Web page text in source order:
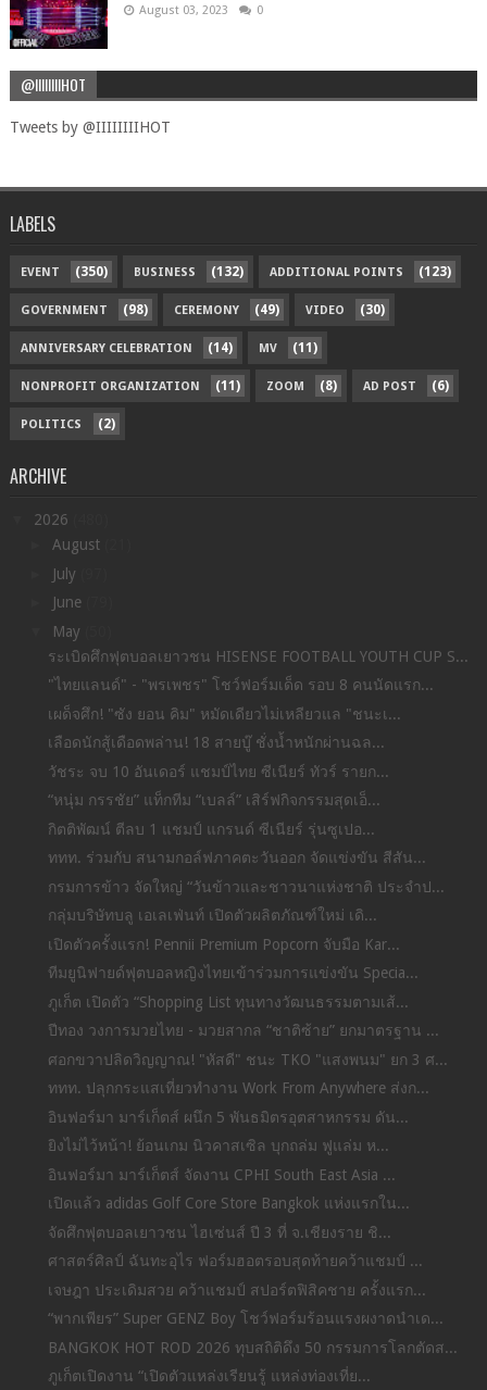
August 03, 2023 0
@IIIIIIIIHOT
Tweets by @IIIIIIIIHOT
LABELS
EVENT (350) BUSINESS (132) ADDITIONAL POINTS (123)
GOVERNMENT (98) CEREMONY (49) VIDEO (30)
ANNIVERSARY CELEBRATION (14) MV (11)
NONPROFIT ORGANIZATION (11) ZOOM (8) AD POST (6)
POLITICS (2)
ARCHIVE
2026
August
July
June
May
ระเบิดศึกฟุตบอลเยาวชน HISENSE FOOTBALL YOUTH CUP S...
"ไทยแลนด์" - "พรเพชร" โชว์ฟอร์มเด็ด รอบ 8 คนนัดแรก...
เผด็จศึก! "ซัง ยอน คิม" หมัดเดียวไม่เหลียวแล "ชนะเ...
เลือดนักสู้เดือดพล่าน! 18 สายบู๊ ชั่งน้ำหนักผ่านฉล...
วัชระ จบ 10 อันเดอร์ แชมป์ไทย ซีเนียร์ ทัวร์ รายก...
“หนุ่ม กรรชัย” แท็กทีม “เบลล์” เสิร์ฟกิจกรรมสุดเอ็...
กิตติพัฒน์ ตีลบ 1 แชมป์ แกรนด์ ซีเนียร์ รุ่นซูเปอ...
ททท. ร่วมกับ สนามกอล์ฟภาคตะวันออก จัดแข่งขัน สีสัน...
กรมการข้าว จัดใหญ่ “วันข้าวและชาวนาแห่งชาติ ประจำป...
กลุ่มบริษัทบลู เอเลเฟ่นท์ เปิดตัวผลิตภัณฑ์ใหม่ เดิ...
เปิดตัวครั้งแรก! Pennii Premium Popcorn จับมือ Kar...
ทีมยูนิฟายด์ฟุตบอลหญิงไทยเข้าร่วมการแข่งขัน Specia...
ภูเก็ต เปิดตัว “Shopping List ทุนทางวัฒนธรรมตามเส้...
ปีทอง วงการมวยไทย - มวยสากล “ชาติซ้าย” ยกมาตรฐาน ...
ศอกขวาปลิดวิญญาณ! "หัสดี" ชนะ TKO "แสงพนม" ยก 3 ศ...
ททท. ปลุกกระแสเที่ยวทำงาน Work From Anywhere ส่งก...
อินฟอร์มา มาร์เก็ตส์ ผนึก 5 พันธมิตรอุตสาหกรรม ดัน...
ยิงไม่ไว้หน้า! ย้อนเกม นิวคาสเซิล บุกถล่ม ฟูแล่ม ห...
อินฟอร์มา มาร์เก็ตส์ จัดงาน CPHI South East Asia ...
เปิดแล้ว adidas Golf Core Store Bangkok แห่งแรกใน...
จัดศึกฟุตบอลเยาวชน ไฮเซ่นส์ ปี 3 ที่ จ.เชียงราย ชิ...
ศาสตร์ศิลป์ ฉันทะอุไร ฟอร์มฮอตรอบสุดท้ายคว้าแชมป์ ...
เจษฎา ประเดิมสวย คว้าแชมป์ สปอร์ตฟิสิคชาย ครั้งแรก...
“พากเพียร” Super GENZ Boy โชว์ฟอร์มร้อนแรงผงาดนำเด...
BANGKOK HOT ROD 2026 ทุบสถิติดึง 50 กรรมการโลกตัดส...
ภูเก็ตเปิดงาน “เปิดตัวแหล่งเรียนรู้ แหล่งท่องเที่ย...